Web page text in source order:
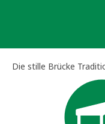
Die stille Brücke